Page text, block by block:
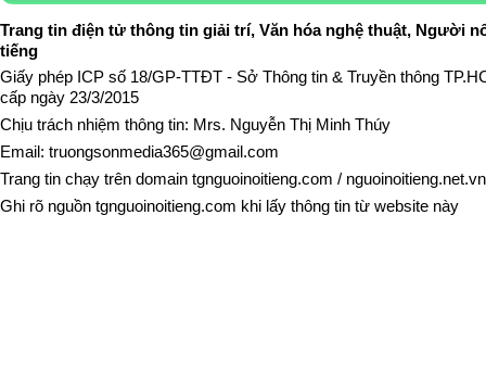
Trang tin điện tử thông tin giải trí, Văn hóa nghệ thuật, Người
tiếng
Giấy phép ICP số 18/GP-TTĐT - Sở Thông tin & Truyền thông
cấp ngày 23/3/2015
Chịu trách nhiệm thông tin: Mrs. Nguyễn Thị Minh Thúy
Email: truongsonmedia365@gmail.com
Trang tin chạy trên domain tgnguoinoitieng.com / nguoinoitieng.net.vn
Ghi rõ nguồn tgnguoinoitieng.com khi lấy thông tin từ website này